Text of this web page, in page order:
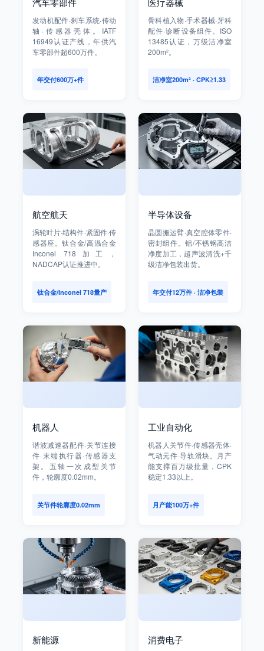
发动机配件·刹车系统·传动
轴·传感器壳体。IATF
16949认证产线，年供汽
车零部件超600万件。
年交付600万+件
骨科植入物·手术器械·牙科
配件·诊断设备组件。ISO
13485认证，万级洁净室
200m²。
洁净室200m² · CPK≥1.33
航空航天
涡轮叶片·结构件·紧固件·传
感器座。钛合金/高温合金
Inconel 718加工，
NADCAP认证推进中。
钛合金/Inconel 718量产
半导体设备
晶圆搬运臂·真空腔体零件·
密封组件。铝/不锈钢高洁
净度加工，超声波清洗+千
级洁净包装出货。
年交付12万件 · 洁净包装
机器人
谐波减速器配件·关节连接
件·末端执行器·传感器支
架。五轴一次成型关节
件，轮廓度0.02mm。
关节件轮廓度0.02mm
工业自动化
机器人关节件·传感器壳体·
气动元件·导轨滑块。月产
能支撑百万级批量，CPK
稳定1.33以上。
月产能100万+件
新能源 消费电子